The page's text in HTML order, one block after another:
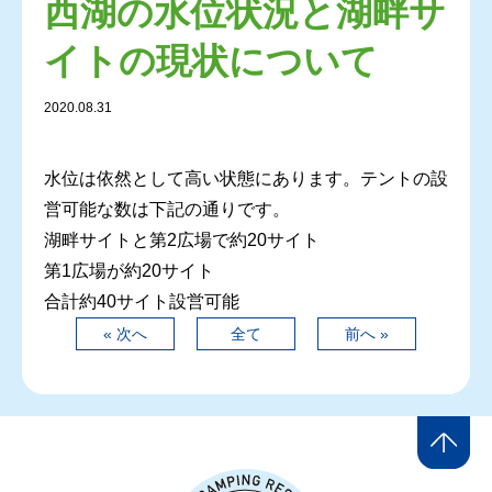
西湖の水位状況と湖畔サ
イトの現状について
2020.08.31
水位は依然として高い状態にあります。テントの設
営可能な数は下記の通りです。
湖畔サイトと第2広場で約20サイト
第1広場が約20サイト
合計約40サイト設営可能
« 次へ 全て 前へ »